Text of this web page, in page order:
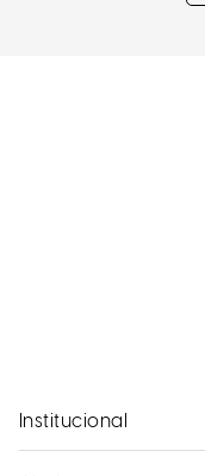
Institucional